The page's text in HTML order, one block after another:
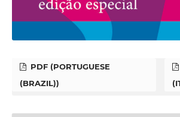
PDF (PORTUGUESE
(BRAZIL))